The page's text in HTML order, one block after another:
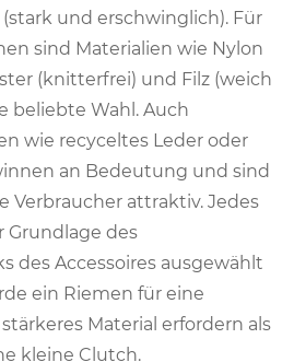
und erschwinglich). Für
sind Materialien wie Nylon
(knitterfrei) und Filz (weich
beliebte Wahl. Auch
wie recyceltes Leder oder
an Bedeutung und sind
Verbraucher attraktiv. Jedes
Grundlage des
des Accessoires ausgewählt
ein Riemen für eine
Material erfordern als
kleine Clutch.